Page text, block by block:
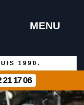
MENU
1990.
21 17 06